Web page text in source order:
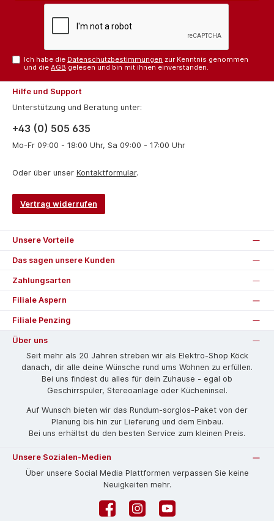
Ich habe die Datenschutzbestimmungen zur Kenntnis genommen
und dieAGB gelesen und bin mit ihnen einverstanden.
Hilfe und Support
Unterstützung und Beratung unter:
+43 (0) 505 635
Mo-Fr 09:00 - 18:00 Uhr, Sa 09:00 - 17:00 Uhr
Oder über unser Kontaktformular.
Vertrag widerrufen
Unsere Vorteile
Das sagen unsere Kunden
Zahlungsarten
Filiale Aspern
Filiale Penzing
Über uns
Seit mehr als 20 Jahren streben wir als Elektro-Shop Köck
danach, dir alle deine Wünsche rund ums Wohnen zu erfüllen.
Bei uns findest du alles für dein Zuhause - egal ob
Geschirrspüler, Stereoanlage oder Kücheninsel.
Auf Wunsch bieten wir das Rund­um-sorg­los-Pa­ket von der
Planung bis hin zur Lieferung und dem Einbau.
Bei uns erhältst du den besten Service zum kleinen Preis.
Unsere Sozialen-Medien
Über unsere Social Media Plattformen verpassen Sie keine
Neuigkeiten mehr.
FacebookInstagramYouTube